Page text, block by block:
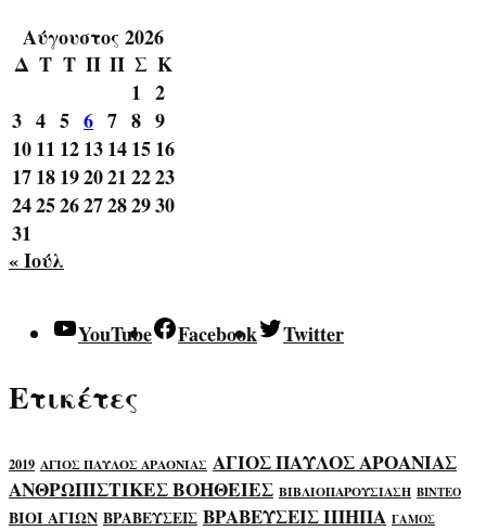
Αύγουστος 2026
Δ Τ Τ Π Π Σ Κ
1 2
3 4 5 6 7 8 9
1011 1213141516
17181920212223
24252627282930
31
« Ιούλ
YouTube Facebook Twitter
Ετικέτες
2019 ΑΓΙΟΣ ΠΑΥΛΟΣ ΑΡΑΟΝΙΑΣ ΑΓΙΟΣ ΠΑΥΛΟΣ ΑΡΟΑΝΙΑΣ
ΑΝΘΡΩΠΙΣΤΙΚΕΣ ΒΟΗΘΕΙΕΣ ΒΙΒΛΙΟΠΑΡΟΥΣΙΑΣΗ ΒΙΝΤΕΟ
ΒΙΟΙ ΑΓΙΩΝ ΒΡΑΒΕΥΣΕΙΣ ΒΡΑΒΕΥΣΕΙΣ ΙΠΗΠΑ ΓΑΜΟΣ